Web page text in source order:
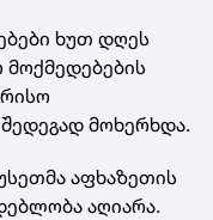
ხუთ დღეს
მოხერხდა.
აფხაზეთის
აღიარა.